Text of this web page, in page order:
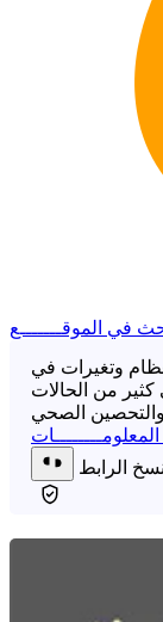
في الموقـــــــع
وتغيرات في
من الحالات
الرابط